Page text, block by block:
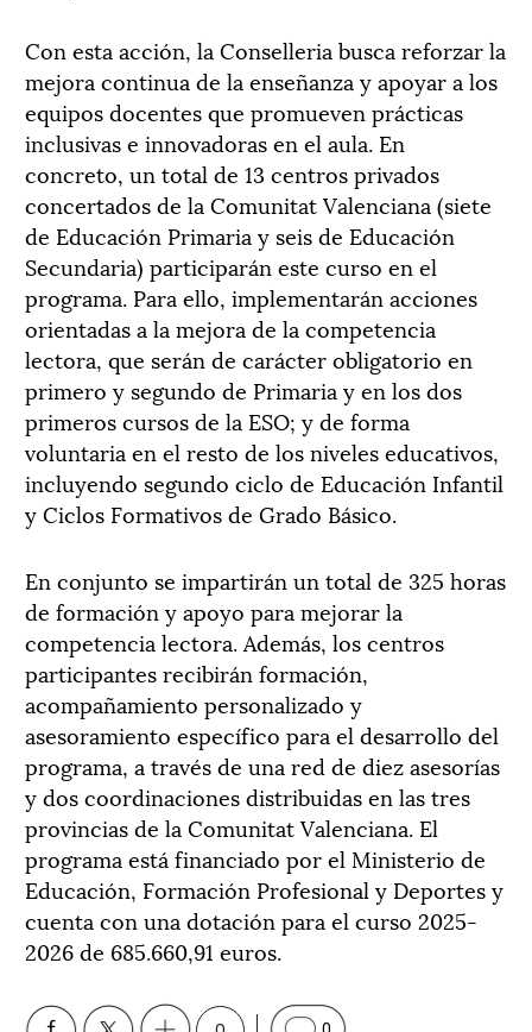
Con esta acción, la Conselleria busca reforzar la
mejora continua de la enseñanza y apoyar a los
equipos docentes que promueven prácticas
inclusivas e innovadoras en el aula. En
concreto, un total de 13 centros privados
concertados de la Comunitat Valenciana (siete
de Educación Primaria y seis de Educación
Secundaria) participarán este curso en el
programa. Para ello, implementarán acciones
orientadas a la mejora de la competencia
lectora, que serán de carácter obligatorio en
primero y segundo de Primaria y en los dos
primeros cursos de la ESO; y de forma
voluntaria en el resto de los niveles educativos,
incluyendo segundo ciclo de Educación Infantil
y Ciclos Formativos de Grado Básico.
En conjunto se impartirán un total de 325 horas
de formación y apoyo para mejorar la
competencia lectora. Además, los centros
participantes recibirán formación,
acompañamiento personalizado y
asesoramiento específico para el desarrollo del
programa, a través de una red de diez asesorías
y dos coordinaciones distribuidas en las tres
provincias de la Comunitat Valenciana. El
programa está financiado por el Ministerio de
Educación, Formación Profesional y Deportes y
cuenta con una dotación para el curso 2025-
2026 de 685.660,91 euros.